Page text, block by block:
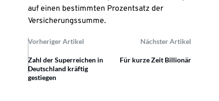
auf einen bestimmten Prozentsatz der
Versicherungssumme.
Vorheriger Artikel Nächster Artikel
Zahl der Superreichen in
Deutschland kräftig
gestiegen
Für kurze Zeit Billionär